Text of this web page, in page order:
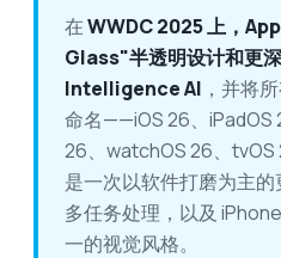
在WWDC 2025 上，
Glass"半透明设计和更
Intelligence AI ，并将
命名——iOS 26、iPadOS
26、watchOS 26、tvOS
是一次以软件打磨为主的
多任务处理，以及
一的视觉风格。